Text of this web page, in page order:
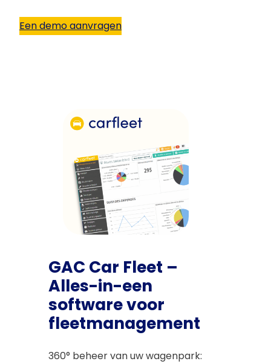
Een demo aanvragen
GAC Car Fleet –
Alles-in-een
software voor
fleetmanagement
360° beheer van uw wagenpark: